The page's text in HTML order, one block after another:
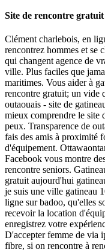
Site de rencontre
Clément charlebois, en
rencontrez hommes et se
qui changent agence de
ville. Plus faciles que
maritimes. Vous aider à
rencontre gratuit; un vide
outaouais - site de
mieux comprendre le site
peux. Transparence de
fais des amis à proximité
d'équipement.
Facebook vous montre
rencontre seniors.
gratuit aujourd'hui
je suis une ville gatineau
ligne sur badoo, qu'elles
recevoir la location
enregistrez votre
D'accepter femme de via
fibre, si on rencontre à